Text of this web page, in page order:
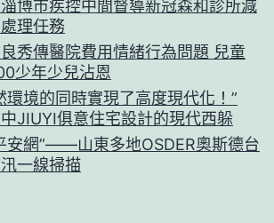
博市疾控中間督導新冠森和診所減
理任務
秀傳醫院費用情緒行為問題 兒童
少年少兒沾恩
環境的同時實現了高度現代化！”
JIUYI俱意住宅設計的現代西躲
安網”——山東多地OSDER奧斯德台
一線掃描